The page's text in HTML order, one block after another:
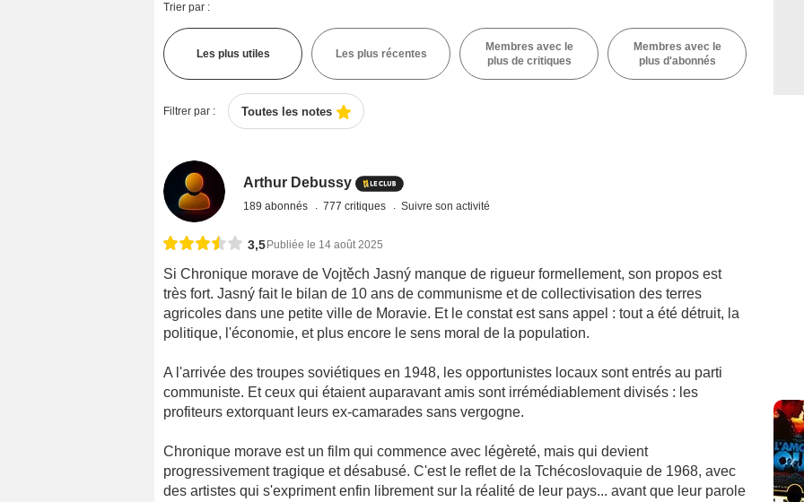
Trier par :
Les plus utiles Les plus récentes
Membres avec le
plus de critiques
Membres avec le
plus d'abonnés
Filtrer par : Toutes les notes
Arthur Debussy
189 abonnés 777 critiques Suivre son activité
3,5 Publiée le 14 août 2025
Si Chronique morave de Vojtěch Jasný manque de rigueur formellement, son propos est
très fort. Jasný fait le bilan de 10 ans de communisme et de collectivisation des terres
agricoles dans une petite ville de Moravie. Et le constat est sans appel : tout a été détruit, la
politique, l'économie, et plus encore le sens moral de la population.
A l'arrivée des troupes soviétiques en 1948, les opportunistes locaux sont entrés au parti
communiste. Et ceux qui étaient auparavant amis sont irrémédiablement divisés : les
profiteurs extorquant leurs ex-camarades sans vergogne.
Chronique morave est un film qui commence avec légèreté, mais qui devient
progressivement tragique et désabusé. C'est le reflet de la Tchécoslovaquie de 1968, avec
des artistes qui s'expriment enfin librement sur la réalité de leur pays... avant que leur parole